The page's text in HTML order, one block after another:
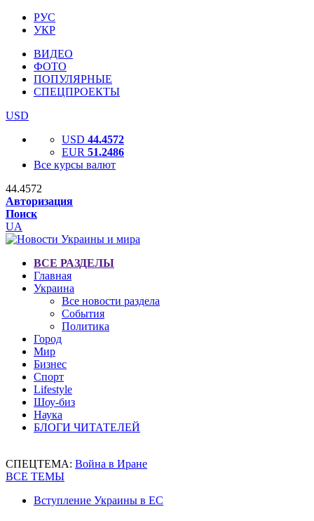
РУС
УКР
ВИДЕО
ФОТО
ПОПУЛЯРНЫЕ
СПЕЦПРОЕКТЫ
USD
USD 44.4572
EUR 51.2486
Все курсы валют
44.4572
Авторизация
Поиск
UA
ВСЕ РАЗДЕЛЫ
Главная
Украина
Все новости раздела
События
Политика
Город
Мир
Бизнес
Спорт
Lifestyle
Шоу-биз
Наука
БЛОГИ ЧИТАТЕЛЕЙ
СПЕЦТЕМА: Война в Иране
ВСЕ ТЕМЫ
Вступление Украины в ЕС